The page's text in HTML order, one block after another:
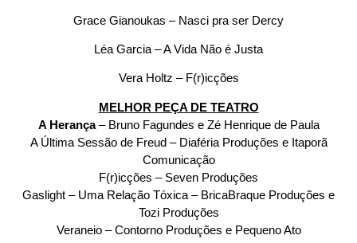
Grace Gianoukas – Nasci pra ser Dercy
Léa Garcia – A Vida Não é Justa
Vera Holtz – F(r)icções
MELHOR PEÇA DE TEATRO
A Herança– Bruno Fagundes e Zé Henrique de Paula
A Última Sessão de Freud – Diaféria Produções e Itaporã
Comunicação
F(r)icções – Seven Produções
Gaslight – Uma Relação Tóxica – BricaBraque Produções e
Tozi Produções
Veraneio – Contorno Produções e Pequeno Ato